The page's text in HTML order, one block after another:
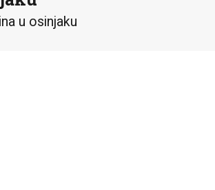
u osinjaku